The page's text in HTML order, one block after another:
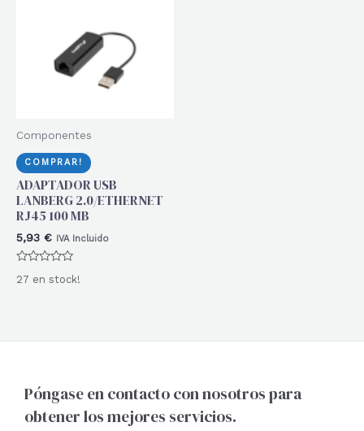
Componentes
COMPRAR!
ADAPTADOR USB
LANBERG 2.0/ETHERNET
RJ45 100 MB
5,93 € IVA Incluido
con
27 en stock!
Póngase en contacto con nosotros para
obtener los mejores servicios.